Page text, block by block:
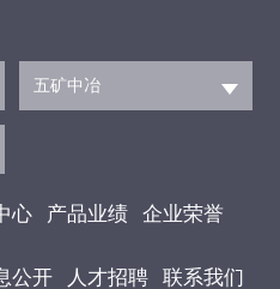
五矿中冶
心 产品业绩 企业荣誉
公开 人才招聘 联系我们